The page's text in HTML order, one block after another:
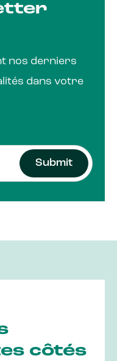
nos derniers
dans votre
Submit
côtés